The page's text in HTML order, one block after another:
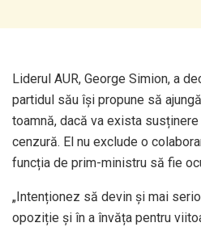
Liderul AUR, George Simion, a
partidul său își propune să
toamnă, dacă va exista
cenzură. El nu exclude o
funcția de prim-ministru să fie
„Intenționez să devin și mai
opoziție și în a învăța pentru